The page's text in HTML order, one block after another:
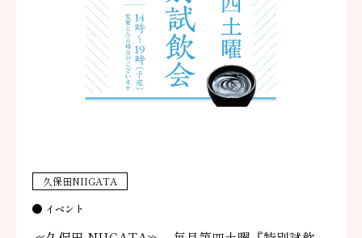
久保田NIIGATA
イベント